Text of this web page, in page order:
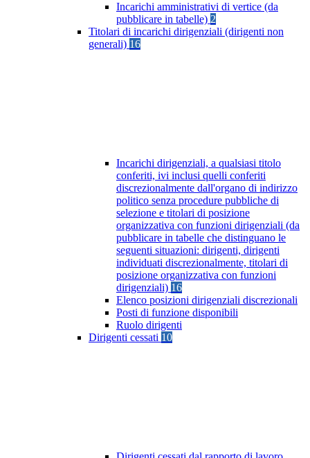
Incarichi amministrativi di vertice (da
pubblicare in tabelle) 2
Titolari di incarichi dirigenziali (dirigenti non
generali) 16
Incarichi dirigenziali, a qualsiasi titolo
conferiti, ivi inclusi quelli conferiti
discrezionalmente dall'organo di indirizzo
politico senza procedure pubbliche di
selezione e titolari di posizione
organizzativa con funzioni dirigenziali (da
pubblicare in tabelle che distinguano le
seguenti situazioni: dirigenti, dirigenti
individuati discrezionalmente, titolari di
posizione organizzativa con funzioni
dirigenziali) 16
Elenco posizioni dirigenziali discrezionali
Posti di funzione disponibili
Ruolo dirigenti
Dirigenti cessati 10